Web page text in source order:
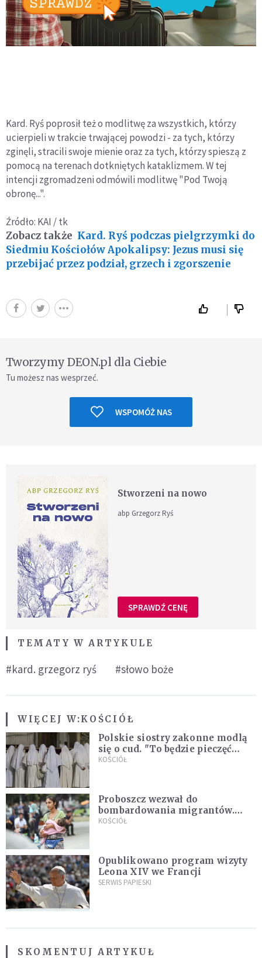
Kard. Ryś poprosił też o modlitwę za wszystkich, którzy
ucierpieli w trakcie trwającej powodzi - za tych, którzy
zginęli, stracili swoje mienie oraz za tych, którzy spieszą z
pomocą na terenach dotkniętych kataklizmem. W tej
intencji zgromadzeni odmówili modlitwę "Pod Twoją
obronę...".
Źródło: KAI / tk
Zobacz także Kard. Ryś podczas pielgrzymki do
Siedmiu Kościołów Apokalipsy: Jezus musi się
przebijać przez podział, grzech i zgorszenie
Tworzymy DEON.pl dla Ciebie
Tu możesz nas wesprzeć.
WSPOMÓŻ NAS
Stworzeni na nowo
abp Grzegorz Ryś
SPRAWDŹ CENĘ
TEMATY W ARTYKULE
#kard. grzegorz ryś #słowo boże
WIĘCEJ W:KOŚCIÓŁ
Polskie siostry zakonne modlą
się o cud. "To będzie pieczęć
Pana Boga dla naszej wiary"
KOŚCIÓŁ
Proboszcz wezwał do
bombardowania migrantów.
"Masowy ogień przeciwko
KOŚCIÓŁ
Opublikowano program wizyty
Leona XIV we Francji
SERWIS PAPIESKI
SKOMENTUJ ARTYKUŁ